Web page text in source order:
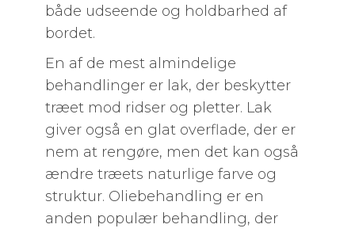
både udseende og holdbarhed af
bordet.
En af de mest almindelige
behandlinger er lak, der beskytter
træet mod ridser og pletter. Lak
giver også en glat overflade, der er
nem at rengøre, men det kan også
ændre træets naturlige farve og
struktur. Oliebehandling er en
anden populær behandling, der